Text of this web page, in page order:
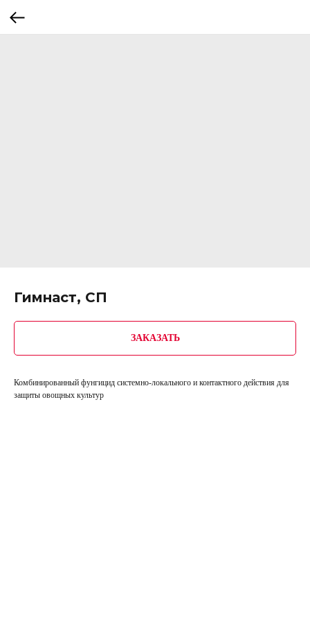
Гимнаст, СП
ЗАКАЗАТЬ
Комбинированный фунгицид системно-локального и контактного действия для
защиты овощных культур